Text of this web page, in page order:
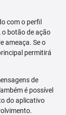
com o perfil
o botão de ação
ameaça. Se o
permitirá
de
é possível
do aplicativo